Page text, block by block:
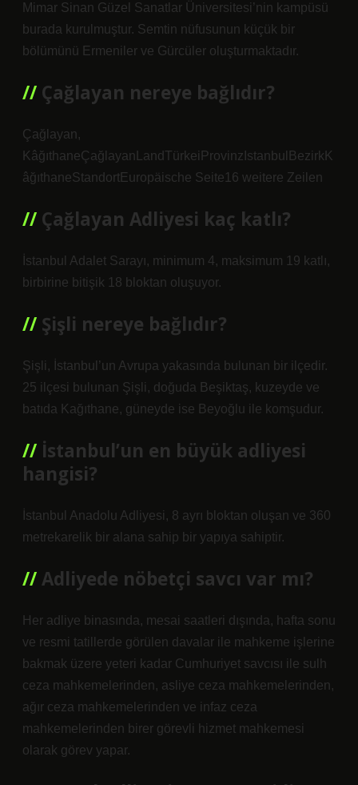
Mimar Sinan Güzel Sanatlar Üniversitesi’nin kampüsü
burada kurulmuştur. Semtin nüfusunun küçük bir
bölümünü Ermeniler ve Gürcüler oluşturmaktadır.
Çağlayan nereye bağlıdır?
Çağlayan,
KâğıthaneÇağlayanLandTürkeiProvinzIstanbulBezirkK
âğıthaneStandortEuropäische Seite16 weitere Zeilen
Çağlayan Adliyesi kaç katlı?
İstanbul Adalet Sarayı, minimum 4, maksimum 19 katlı,
birbirine bitişik 18 bloktan oluşuyor.
Şişli nereye bağlıdır?
Şişli, İstanbul’un Avrupa yakasında bulunan bir ilçedir.
25 ilçesi bulunan Şişli, doğuda Beşiktaş, kuzeyde ve
batıda Kağıthane, güneyde ise Beyoğlu ile komşudur.
İstanbul’un en büyük adliyesi
hangisi?
İstanbul Anadolu Adliyesi, 8 ayrı bloktan oluşan ve 360 ​​
metrekarelik bir alana sahip bir yapıya sahiptir.
Adliyede nöbetçi savcı var mı?
Her adliye binasında, mesai saatleri dışında, hafta sonu
ve resmi tatillerde görülen davalar ile mahkeme işlerine
bakmak üzere yeteri kadar Cumhuriyet savcısı ile sulh
ceza mahkemelerinden, asliye ceza mahkemelerinden,
ağır ceza mahkemelerinden ve infaz ceza
mahkemelerinden birer görevli hizmet mahkemesi
olarak görev yapar.